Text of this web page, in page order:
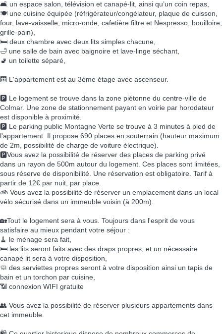
🛋️ un espace salon, télévision et canapé-lit, ainsi qu’un coin repas,
🍽️ une cuisine équipée (réfrigérateur/congélateur, plaque de cuisson,
four, lave-vaisselle, micro-onde, cafetière filtre et Nespresso, bouilloire,
grille-pain),
🛏️ deux chambre avec deux lits simples chacune,
🛁 une salle de bain avec baignoire et lave-linge séchant,
🚽 un toilette séparé,
🛗 L'appartement est au 3ème étage avec ascenseur.
🅿️ Le logement se trouve dans la zone piétonne du centre-ville de
Colmar. Une zone de stationnement payant en voirie par horodateur
est disponible à proximité.
🅿️ Le parking public Montagne Verte se trouve à 3 minutes à pied de
l'appartement. Il propose 690 places en souterrain (hauteur maximum
de 2m, possibilité de charge de voiture électrique).
🅿️Vous avez la possibilité de réserver des places de parking privé
dans un rayon de 500m autour du logement. Ces places sont limitées,
sous réserve de disponibilité. Une réservation est obligatoire. Tarif à
partir de 12€ par nuit, par place.
🚲 Vous avez la possibilité de réserver un emplacement dans un local
vélo sécurisé dans un immeuble voisin (à 200m).
🏡Tout le logement sera à vous. Toujours dans l'esprit de vous
satisfaire au mieux pendant votre séjour :
🧹 le ménage sera fait,
🛏️ les lits seront faits avec des draps propres, et un nécessaire
canapé lit sera à votre disposition,
🧼 des serviettes propres seront à votre disposition ainsi un tapis de
bain et un torchon par cuisine,
📶 connexion WIFI gratuite
👥 Vous avez la possibilité de réserver plusieurs appartements dans
cet immeuble.